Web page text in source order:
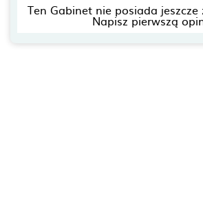
Ten Gabinet nie posiada
Napisz pierwszą